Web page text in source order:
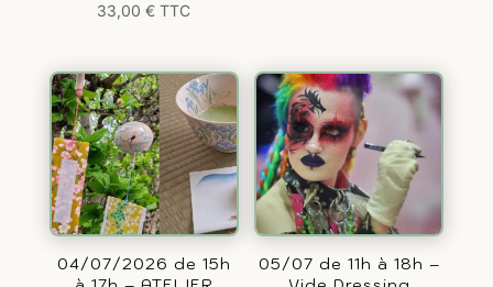
33,00€ TTC
04/07/2026 de 15h
05/07 de 11h à 18h –